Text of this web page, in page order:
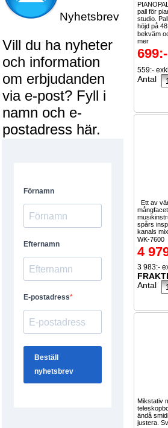
Nyhetsbrev
Vill du ha nyheter
och information
om erbjudanden
via e-post? Fyll i
namn och e-
postadress här.
pall för
studio.
höjd på
bekväm
mer
699:-
559:-
Antal
Ett av
spårs
kanals
WK-7600
4
3 983:-
Antal
Mikstativ
ändå
justera.